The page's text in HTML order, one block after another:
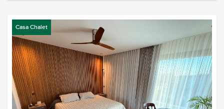
Casa Chalet